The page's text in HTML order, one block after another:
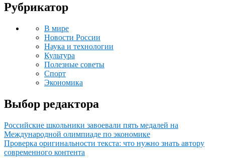
Рубрикатор
В мире
Новости России
Наука и технологии
Культура
Полезные советы
Спорт
Экономика
Выбор редактора
Российские школьники завоевали пять медалей на
Международной олимпиаде по экономике
Проверка оригинальности текста: что нужно знать автору
современного контента